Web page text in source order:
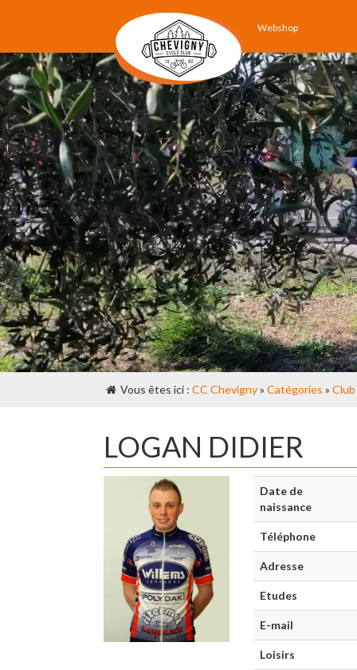
Webshop
Vous êtes ici : CC Chevigny» Catégories » Club
LOGAN DIDIER
Date de
naissance
Téléphone
Adresse
Etudes
E-mail
Loisirs